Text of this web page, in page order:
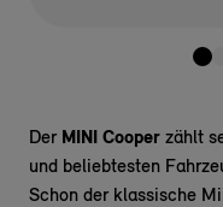
Der MINI Cooper zählt
und beliebtesten
Schon der klassische